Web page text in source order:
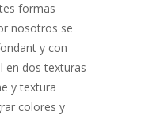
formas
nosotros se
y con
en dos texturas
y textura
colores y